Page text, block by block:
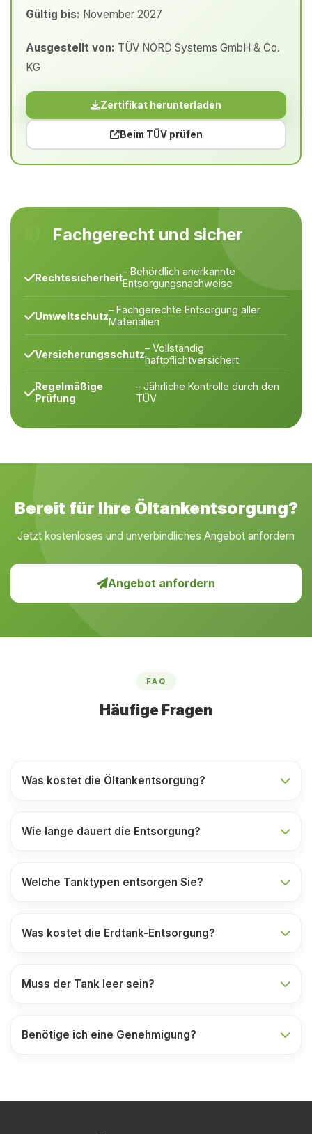
Gültig bis: November 2027
Ausgestellt von: TÜV NORD Systems GmbH & Co.
KG
Zertifikat herunterladen
Beim TÜV prüfen
Fachgerecht und sicher
Rechtssicherheit– Behördlich anerkannte
Entsorgungsnachweise
Umweltschutz– Fachgerechte Entsorgung aller
Materialien
Versicherungsschutz– Vollständig
haftpflichtversichert
Regelmäßige
Prüfung
– Jährliche Kontrolle durch den
TÜV
Bereit für Ihre Öltankentsorgung?
Jetzt kostenloses und unverbindliches Angebot anfordern
Angebot anfordern
FAQ
Häufige Fragen
Was kostet die Öltankentsorgung?
Wie lange dauert die Entsorgung?
Welche Tanktypen entsorgen Sie?
Was kostet die Erdtank-Entsorgung?
Muss der Tank leer sein?
Benötige ich eine Genehmigung?